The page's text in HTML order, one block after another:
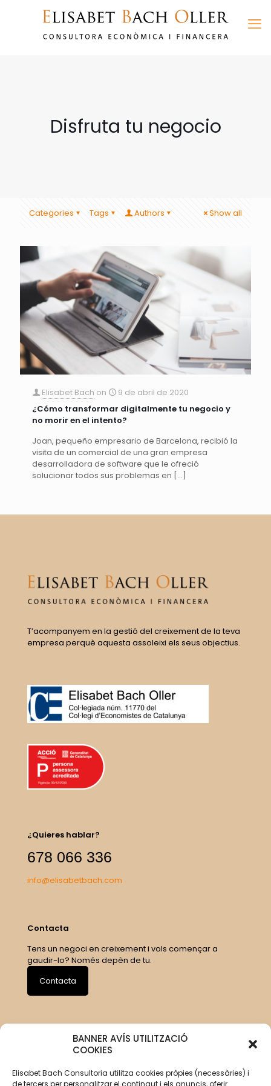
BANNER AVÍS UTILITZACIÓ
COOKIES
Elisabet Bach Consultoria utilitza cookies pròpies (necessàries) i
de tercers per personalitzar el contingut i els anuncis, oferir
Disfruta tu negocio
Categories Tags Authors Show all
Elisabet Bach on
9 de abril de 2020
¿Cómo transformar digitalmente tu negocio y
no morir en el intento?
Joan, pequeño empresario de Barcelona, recibió la
visita de un comercial de una gran empresa
desarrolladora de software que le ofreció
solucionar todos sus problemas en […]
T’acompanyem en la gestió del creixement de la teva
empresa perquè aquesta assoleixi els seus objectius.
¿Quieres hablar?
678 066 336
info@elisabetbach.com
Contacta
Tens un negoci en creixement i vols començar a
gaudir-lo? Només depèn de tu.
Contacta